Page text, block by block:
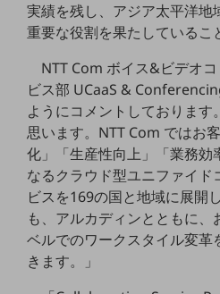
業務支援・マーケティング
災害対策・BCP
課題・ニーズで探す
課題・ニーズで探すTOP
コミュニケーション・情報共有
マーケティング
業務効率化
災害対策
職場環境整備
実績を残し、アジア太平洋地
重要な役割を果たしているこ
NTT Com ボイス&ビデオ
ビス部 UCaaS &
ようにコメントしておりま
思います。NTT Com ではお
化」「生産性向上」「業務効
なるクラウド型ユニファイド
ビスを169の国と地域に展開
も、アルカディンとともに
ベルでのワークスタイル変革
きます。」